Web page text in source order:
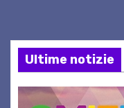
Ultime notizie